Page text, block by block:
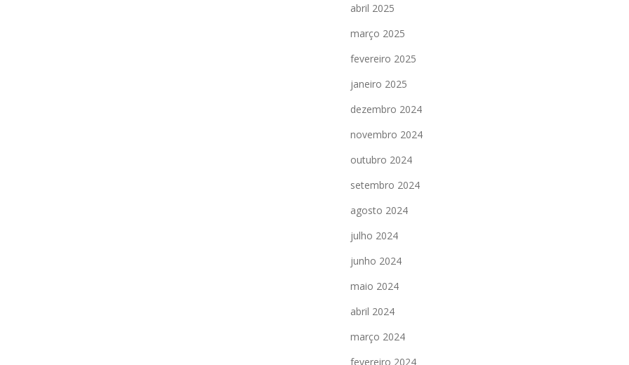
abril 2025
março 2025
fevereiro 2025
janeiro 2025
dezembro 2024
novembro 2024
outubro 2024
setembro 2024
agosto 2024
julho 2024
junho 2024
maio 2024
abril 2024
março 2024
fevereiro 2024